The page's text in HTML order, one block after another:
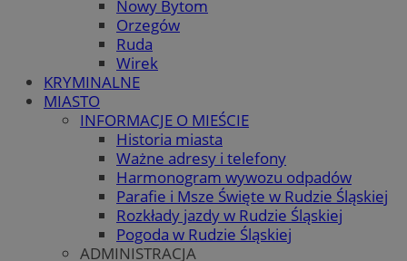
Nowy Bytom
Orzegów
Ruda
Wirek
KRYMINALNE
MIASTO
INFORMACJE O MIEŚCIE
Historia miasta
Ważne adresy i telefony
Harmonogram wywozu odpadów
Parafie i Msze Święte w Rudzie Śląskiej
Rozkłady jazdy w Rudzie Śląskiej
Pogoda w Rudzie Śląskiej
ADMINISTRACJA